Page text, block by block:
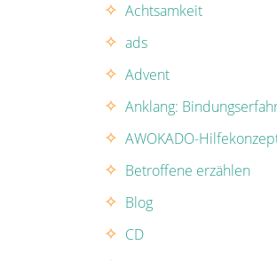
Achtsamkeit
ads
Advent
Anklang:
AWOKADO-
Betroffene erzählen
Blog
CD